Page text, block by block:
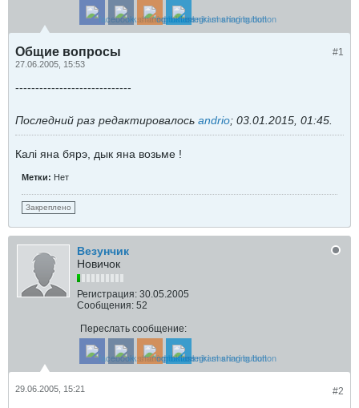
#1
Общие вопросы
27.06.2005, 15:53
-----------------------------
Последний раз редактировалось andrio; 03.01.2015, 01:45
Калi яна бярэ, дык яна возьме !
Метки: Нет
Закреплено
Везунчик
Новичок
Регистрация: 30.05.2005
Сообщения: 52
Переслать сообщение:
#2
29.06.2005, 15:21